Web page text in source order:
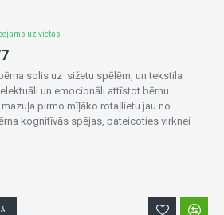
uz vietas
solis uz sižetu spēlēm, un tekstila
un emocionāli attīstot bērnu.
pirmo mīļāko rotaļlietu jau no
kognitīvās spējas, pateicoties virknei